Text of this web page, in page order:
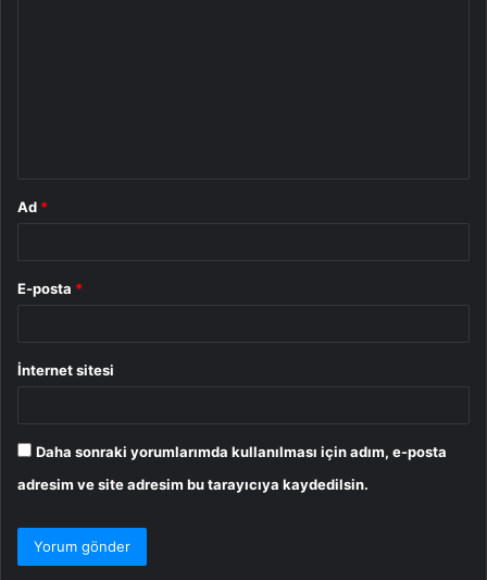
Ad *
E-posta *
İnternet sitesi
Daha sonraki yorumlarımda kullanılması için adım, e-posta
adresim ve site adresim bu tarayıcıya kaydedilsin.